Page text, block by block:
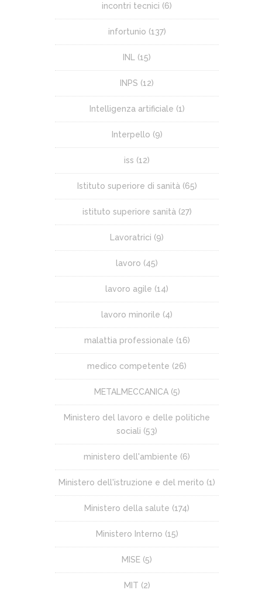
incontri tecnici (6)
infortunio (137)
INL (15)
INPS (12)
Intelligenza artificiale (1)
Interpello (9)
iss (12)
Istituto superiore di sanità (65)
istituto superiore sanità (27)
Lavoratrici (9)
lavoro (45)
lavoro agile (14)
lavoro minorile (4)
malattia professionale (16)
medico competente (26)
METALMECCANICA(5)
Ministero del lavoro e delle politiche
sociali (53)
ministero dell'ambiente (6)
Ministero dell'istruzione e del merito (1)
Ministero della salute (174)
Ministero Interno (15)
MISE (5)
MIT (2)